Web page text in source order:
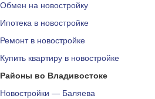
Обмен на новостройку
Ипотека в новостройке
Ремонт в новостройке
Купить квартиру в новостройке
Районы во Владивостоке
Новостройки — Баляева